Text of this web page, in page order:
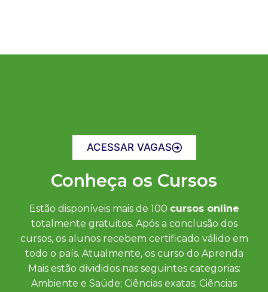
ACESSAR VAGAS
Conheça os Cursos
Estão disponíveis mais de 100 cursos online
totalmente gratuitos. Após a conclusão dos
cursos, os alunos recebem certificado válido em
todo o país. Atualmente, os curso do Aprenda
Mais estão divididos nas seguintes categorias:
Ambiente e Saúde; Ciências exatas; Ciências